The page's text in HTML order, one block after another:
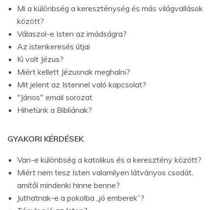
Mi a különbség a kereszténység és más világvallások
között?
Válaszol-e Isten az imádságra?
Az istenkeresés útjai
Ki volt Jézus?
Miért kellett Jézusnak meghalni?
Mit jelent az Istennel való kapcsolat?
"János" email sorozat
Hihetünk a Bibliának?
GYAKORI KÉRDÉSEK
Van-e különbség a katolikus és a keresztény között?
Miért nem tesz Isten valamilyen látványos csodát,
amitől mindenki hinne benne?
Juthatnak-e a pokolba „jó emberek”?